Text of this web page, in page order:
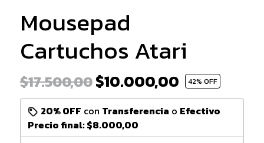
Mousepad
Cartuchos Atari
$17.500,00$10.000,00 42% OFF
20% OFF con Transferencia o Efectivo
Precio final:$8.000,00